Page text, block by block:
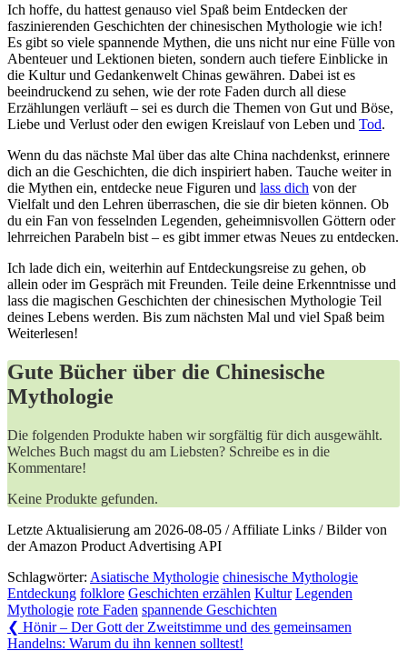
Ich hoffe, du​ hattest genauso viel Spaß ‌beim Entdecken ‌der
faszinierenden Geschichten der chinesischen Mythologie wie ich!
Es gibt ​so viele spannende Mythen, die uns nicht nur eine Fülle von
Abenteuer​ und⁣ Lektionen bieten, sondern ‍auch tiefere Einblicke in
die Kultur und Gedankenwelt Chinas gewähren. Dabei ist es
‌beeindruckend zu sehen, wie der rote Faden durch ⁣all diese
Erzählungen verläuft – sei es ⁤durch die Themen von Gut und Böse,
Liebe und Verlust oder den ewigen⁢ Kreislauf ‌von Leben und Tod.
Wenn du das nächste Mal über das alte China nachdenkst, erinnere
dich an ​die ‍Geschichten, die dich inspiriert haben. Tauche ​weiter in
die Mythen ⁣ein, entdecke neue Figuren und lass dich von der
Vielfalt und⁢ den Lehren überraschen, die sie dir bieten können. Ob
du ein Fan ​von fesselnden Legenden, geheimnisvollen Göttern ⁢oder
lehrreichen‍ Parabeln bist – es gibt immer etwas Neues zu entdecken.
Ich lade dich ein, weiterhin auf Entdeckungsreise zu gehen, ob
allein oder im Gespräch⁢ mit Freunden. ‌Teile deine Erkenntnisse und
lass die magischen‌ Geschichten der chinesischen Mythologie Teil
deines Lebens werden. Bis zum nächsten Mal und ⁤viel Spaß beim
Weiterlesen!
Gute Bücher über die Chinesische
Mythologie
Die folgenden Produkte haben wir sorgfältig für dich ausgewählt.
Welches Buch magst du am Liebsten? Schreibe es in die
Kommentare!
Keine Produkte gefunden.
Letzte Aktualisierung am 2026-08-05 / Affiliate Links / Bilder von
der Amazon Product Advertising API
Schlagwörter: Asiatische Mythologie chinesische Mythologie
Entdeckung folklore Geschichten erzählen Kultur Legenden
Mythologie rote Faden spannende Geschichten
Beitragsnavigation
❮ Previous
Post:
Hönir – Der Gott der Zweitstimme und des gemeinsamen
Handelns: Warum du ihn kennen solltest!